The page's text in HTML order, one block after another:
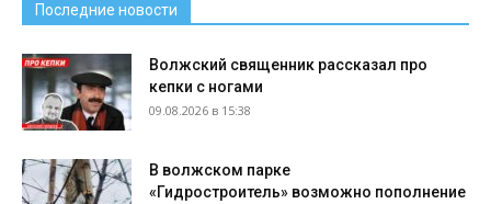
Последние новости
Волжский священник рассказал про
кепки с ногами
09.08.2026 в 15:38
В волжском парке
«Гидростроитель» возможно пополнение